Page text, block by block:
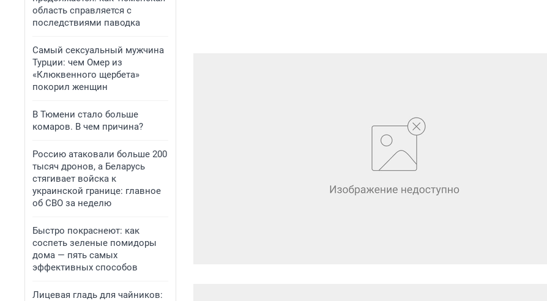
область справляется с
последствиями паводка
Самый сексуальный мужчина
Турции: чем Омер из
«Клюквенного щербета»
покорил женщин
В Тюмени стало больше
комаров. В чем причина?
Россию атаковали больше 200
тысяч дронов, а Беларусь
стягивает войска к
украинской границе: главное
об СВО за неделю
Быстро покраснеют: как
соспеть зеленые помидоры
дома — пять самых
эффективных способов
Лицевая гладь для чайников: